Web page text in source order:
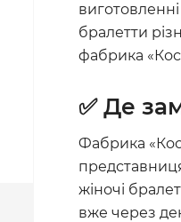
бралетти
фабрика
✅ Де
Фабрика
жіночі
вже через